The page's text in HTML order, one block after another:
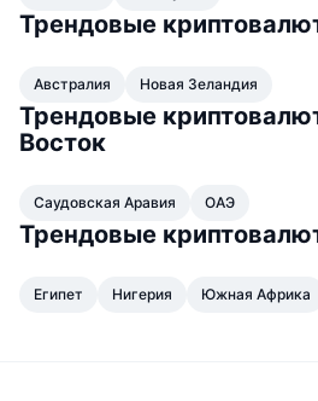
Трендовые
Австралия Новая Зеландия
Трендовые
Восток
Саудовская Аравия ОАЭ
Трендовые
Египет Нигерия Южная Африка